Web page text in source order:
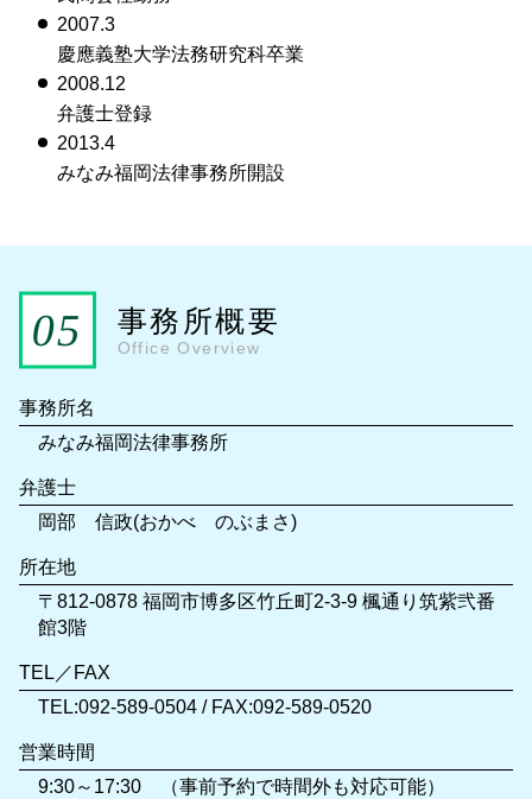
2007.3
慶應義塾大学法務研究科卒業
2008.12
弁護士登録
2013.4
みなみ福岡法律事務所開設
事務所概要
Office Overview
事務所名
みなみ福岡法律事務所
弁護士
岡部 信政(おかべ のぶまさ)
所在地
〒812-0878 福岡市博多区竹丘町2-3-9 楓通り筑紫弐番
館3階
TEL／FAX
TEL:092-589-0504 / FAX:092-589-0520
営業時間
9:30～17:30 （事前予約で時間外も対応可能）